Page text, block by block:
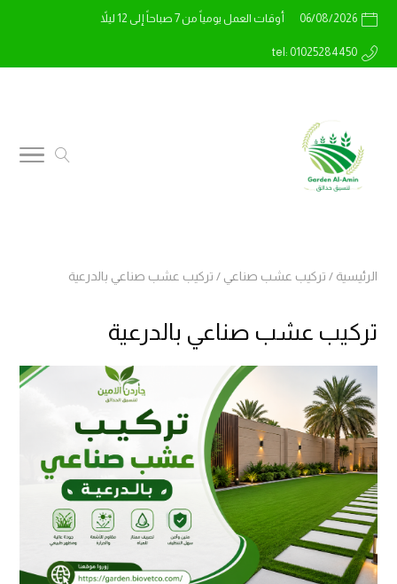
06/08/2026 أوقات العمل يومياً من 7 صباحاً إلى 12 ليلاً
tel: 01025284450
الرئيسية / تركيب عشب صناعي / تركيب عشب صناعي بالدرعية
تركيب عشب صناعي بالدرعية